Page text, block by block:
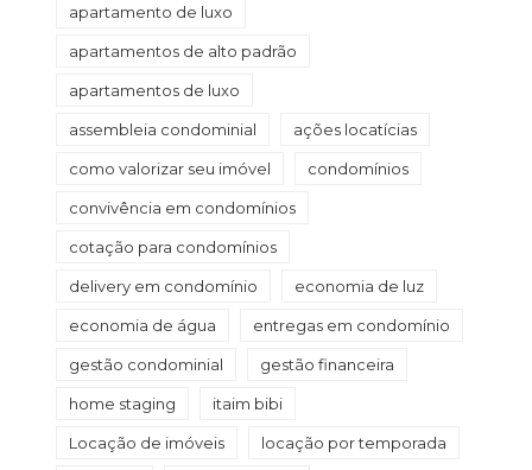
apartamento de luxo
apartamentos de alto padrão
apartamentos de luxo
assembleia condominial ações locatícias
como valorizar seu imóvel condomínios
convivência em condomínios
cotação para condomínios
delivery em condomínio economia de luz
economia de água entregas em condomínio
gestão condominial gestão financeira
home staging itaim bibi
Locação de imóveis locação por temporada